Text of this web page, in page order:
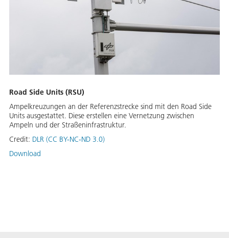
Road Side Units (RSU)
Ampelkreuzungen an der Referenzstrecke sind mit den Road Side
Units ausgestattet. Diese erstellen eine Vernetzung zwischen
Ampeln und der Straßeninfrastruktur.
Credit: DLR (CC BY-NC-ND 3.0)
Download